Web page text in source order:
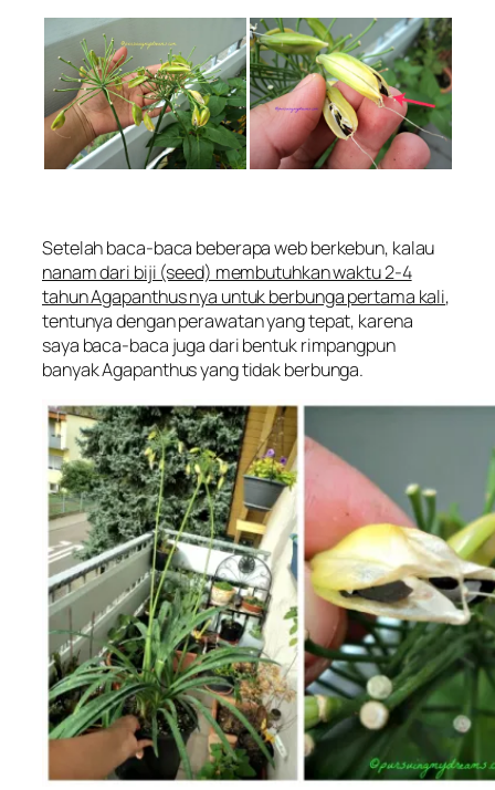
Setelah baca-baca beberapa web berkebun, kalau
nanam dari biji (seed) membutuhkan waktu 2-4
tahun Agapanthus nya untuk berbunga pertama kali,
tentunya dengan perawatan yang tepat, karena
saya baca-baca juga dari bentuk rimpangpun
banyak Agapanthus yang tidak berbunga.